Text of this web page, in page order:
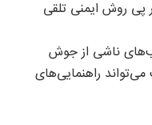
پی روش ایمنی تلقی
ناشی از جوش
راهنمایی‌های